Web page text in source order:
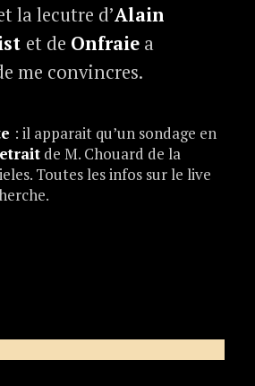
la lecutre d’Alain
et de Onfraiea
me convincres.
: il apparait qu’un sondage en
de M. Chouard de la
Toutes les infos sur le live